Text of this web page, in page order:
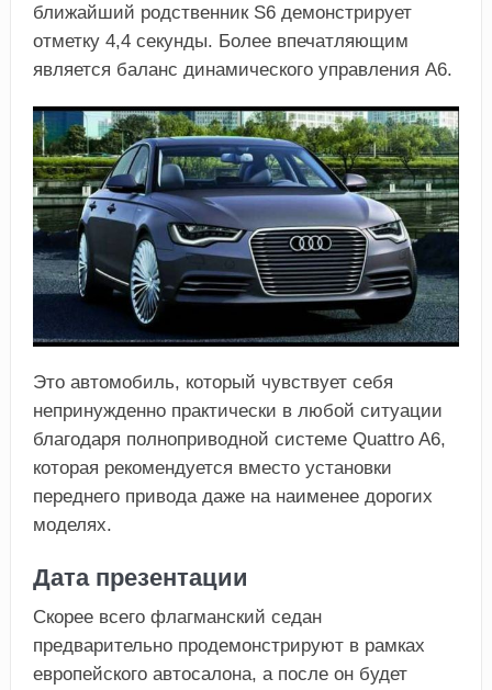
ближайший родственник S6 демонстрирует
отметку 4,4 секунды. Более впечатляющим
является баланс динамического управления A6.
Это автомобиль, который чувствует себя
непринужденно практически в любой ситуации
благодаря полноприводной системе Quattro A6,
которая рекомендуется вместо установки
переднего привода даже на наименее дорогих
моделях.
Дата презентации
Скорее всего флагманский седан
предварительно продемонстрируют в рамках
европейского автосалона, а после он будет